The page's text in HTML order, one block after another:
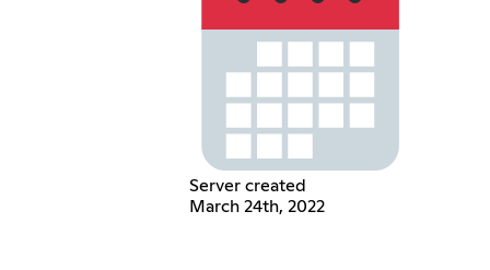
Server created
March 24th, 2022